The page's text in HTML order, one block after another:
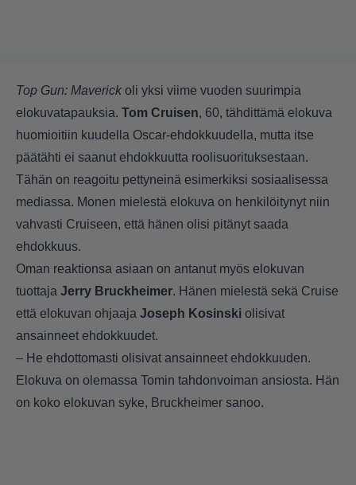
Top Gun: Maverick oli yksi viime vuoden suurimpia
elokuvatapauksia. Tom Cruisen, 60, tähdittämä elokuva
huomioitiin kuudella Oscar-ehdokkuudella, mutta itse
päätähti ei saanut ehdokkuutta roolisuorituksestaan.
Tähän on reagoitu pettyneinä esimerkiksi sosiaalisessa
mediassa. Monen mielestä elokuva on henkilöitynyt niin
vahvasti Cruiseen, että hänen olisi pitänyt saada
ehdokkuus.
Oman reaktionsa asiaan on antanut myös elokuvan
tuottaja Jerry Bruckheimer. Hänen mielestä sekä Cruise
että elokuvan ohjaaja Joseph Kosinski olisivat
ansainneet ehdokkuudet.
– He ehdottomasti olisivat ansainneet ehdokkuuden.
Elokuva on olemassa Tomin tahdonvoiman ansiosta. Hän
on koko elokuvan syke, Bruckheimer sanoo.